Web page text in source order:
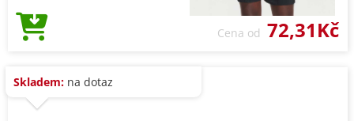
Cena od 72,31Kč
Skladem: na dotaz